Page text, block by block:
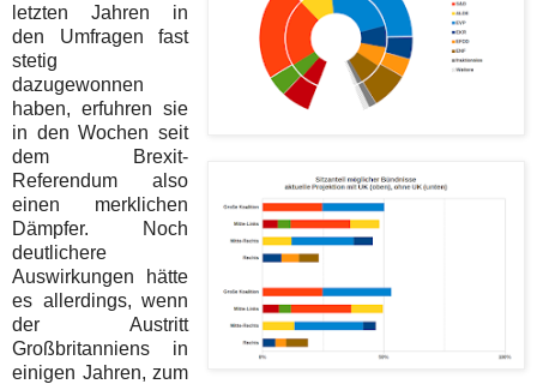
letzten Jahren in
den Umfragen fast
stetig
dazugewonnen
haben, erfuhren sie
in den Wochen seit
dem Brexit-
Referendum also
einen merklichen
Dämpfer. Noch
deutlichere
Auswirkungen hätte
es allerdings, wenn
der Austritt
Großbritanniens in
einigen Jahren, zum